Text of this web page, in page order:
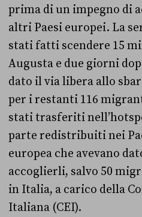
prima di un impegno di
altri Paesi europei. La
stati fatti scendere 15
Augusta e due giorni
dato il via libera allo
per i restanti 116
stati trasferiti
parte redistribuiti nei
europea che avevano
accoglierli, salvo 50
in Italia, a carico della
Italiana (CEI).